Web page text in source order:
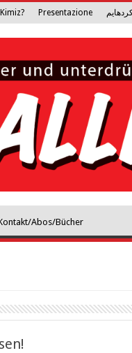
Presentazione
Abos/Bücher